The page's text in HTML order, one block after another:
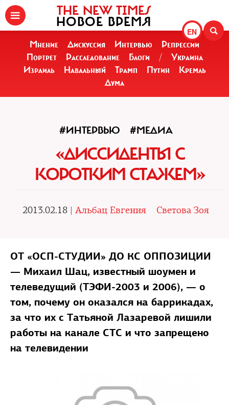
EN
THE NEW TIMES
НОВОЕ ВРЕМЯ
Мнение Дискуссия Интервью
Репрессии
Портрет
Расследование Блоги /
Украина
Израиль
Навальный Трамп Путин
Кремль
Дума
#ИНТЕРВЬЮ #МЕДИА
«ДИССИДЕНТЫ С
КОРОТКИМ СТАЖЕМ»
2013.02.18 | Альбац Евгения Светова Зоя
ОТ «ОСП-СТУДИИ» ДО КС ОППОЗИЦИИ
— Михаил Шац, известный шоумен и
телеведущий (ТЭФИ-2003 и 2006), — о
том, почему он оказался на баррикадах,
за что их с Татьяной Лазаревой лишили
работы на канале СТС и что запрещено
на телевидении